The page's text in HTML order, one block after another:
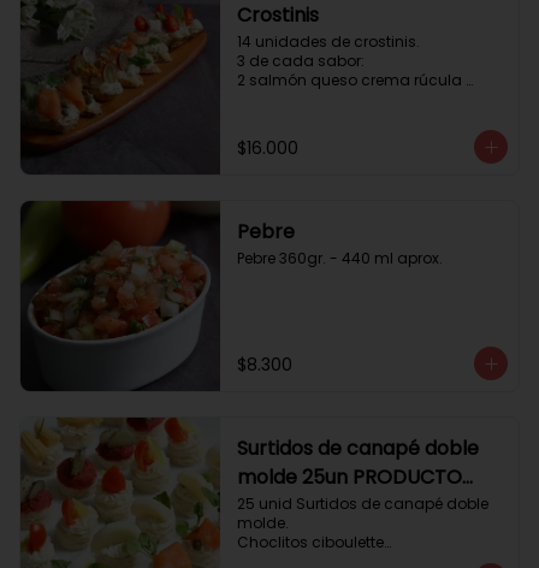
Crostinis
14 unidades de crostinis.
3 de cada sabor:
2 salmón queso crema rúcula
caramelizada y miel.
3 camaron queso crema rúcula.
$16.000
Pebre
Pebre 360gr. - 440 ml aprox.
$8.300
Surtidos de canapé doble
molde 25un PRODUCTO
DELICADO .
25 unid Surtidos de canapé doble
molde.
Choclitos ciboulette